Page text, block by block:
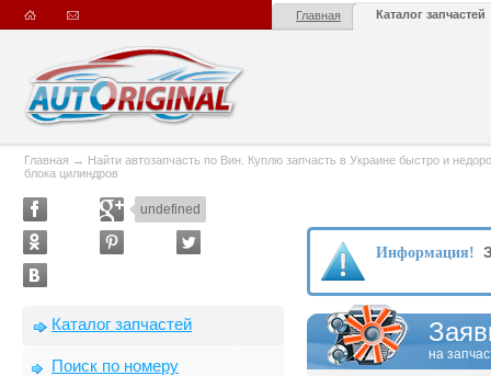
Главная Каталог запчастей
Главная → Найти автозапчасть по Вин. Куплю запчасть в Украине быстро и
блока цилиндров
undefined
Каталог запчастей
Поиск по номеру
Информация!
на